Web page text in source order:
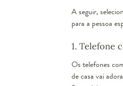
A seguir,
para a pessoa
1. Telefone
Os telefones
de casa vai